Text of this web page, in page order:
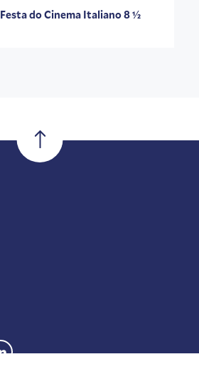
Festa do Cinema Italiano 8 ½